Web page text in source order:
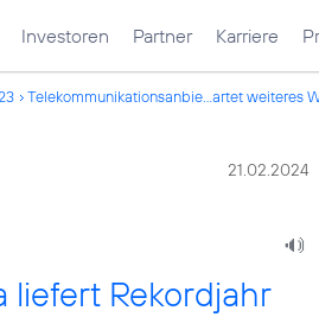
Investoren Partner Karriere
Telekommunikationsanbie...artet weiteres
21.02.2024
liefert Rekordjahr